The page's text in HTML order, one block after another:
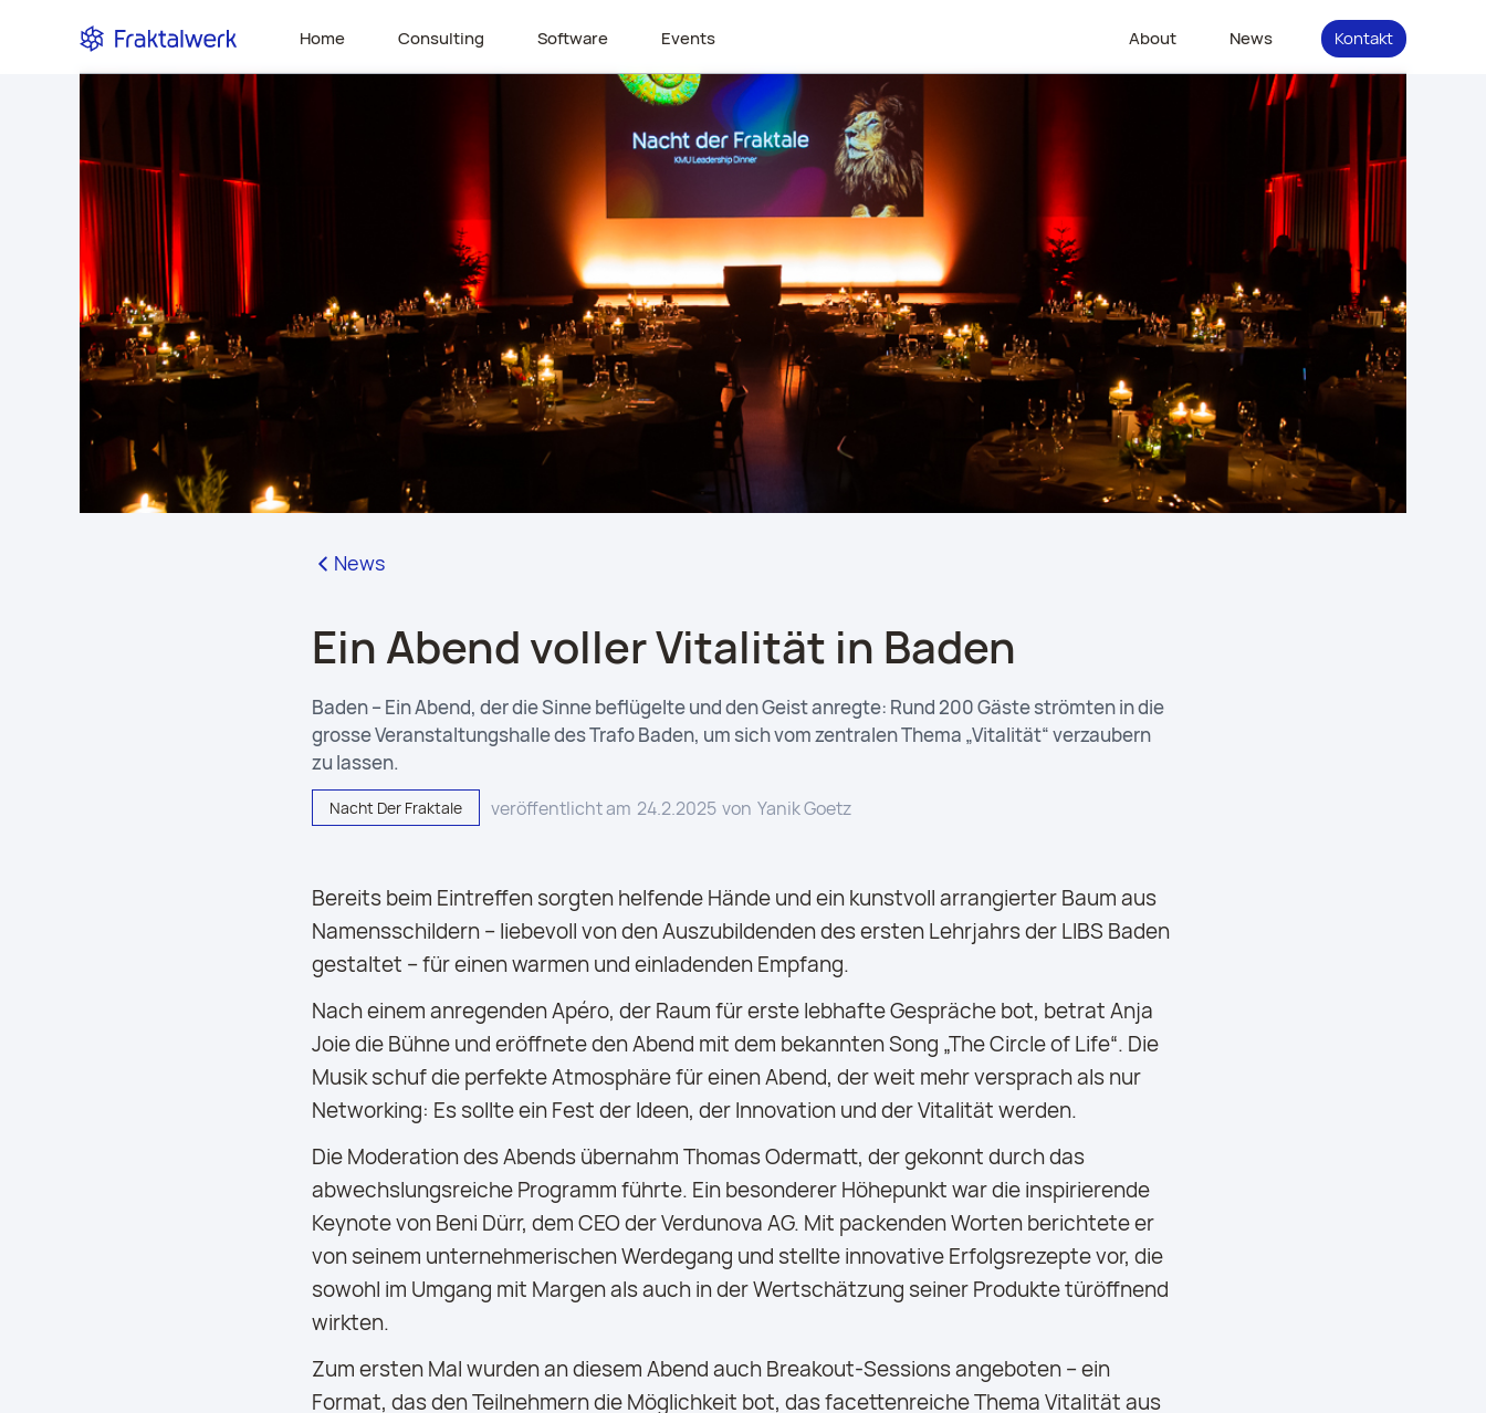
Home Consulting Software Events About News Kontakt
News
Ein Abend voller Vitalität in Baden
Baden – Ein Abend, der die Sinne beflügelte und den Geist anregte: Rund 200 Gäste strömten in die
grosse Veranstaltungshalle des Trafo Baden, um sich vom zentralen Thema „Vitalität“ verzaubern
zu lassen.
Nacht Der Fraktale veröffentlicht am 24.2.2025 von Yanik Goetz
Bereits beim Eintreffen sorgten helfende Hände und ein kunstvoll arrangierter Baum aus
Namensschildern – liebevoll von den Auszubildenden des ersten Lehrjahrs der LIBS Baden
gestaltet – für einen warmen und einladenden Empfang.
Nach einem anregenden Apéro, der Raum für erste lebhafte Gespräche bot, betrat Anja
Joie die Bühne und eröffnete den Abend mit dem bekannten Song „The Circle of Life“. Die
Musik schuf die perfekte Atmosphäre für einen Abend, der weit mehr versprach als nur
Networking: Es sollte ein Fest der Ideen, der Innovation und der Vitalität werden.
Die Moderation des Abends übernahm Thomas Odermatt, der gekonnt durch das
abwechslungsreiche Programm führte. Ein besonderer Höhepunkt war die inspirierende
Keynote von Beni Dürr, dem CEO der Verdunova AG. Mit packenden Worten berichtete er
von seinem unternehmerischen Werdegang und stellte innovative Erfolgsrezepte vor, die
sowohl im Umgang mit Margen als auch in der Wertschätzung seiner Produkte türöffnend
wirkten.
Zum ersten Mal wurden an diesem Abend auch Breakout-Sessions angeboten – ein
Format, das den Teilnehmern die Möglichkeit bot, das facettenreiche Thema Vitalität aus